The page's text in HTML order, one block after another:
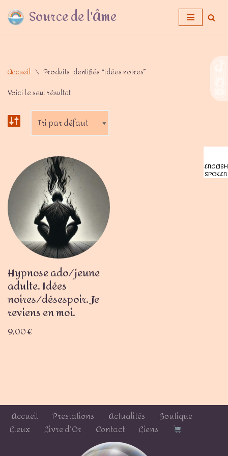
Aller Source de l'Âme
Accueil \ Produits identifiés “idées noires”
Voici le seul résultat
Hypnose ado/jeune
adulte. Idées
noires/désespoir. Je
reviens en moi.
9,00€
Accueil Prestations Actualités
Boutique
Lieux
Livre d’Or Contact Liens
ENGLISH
SPOKEN